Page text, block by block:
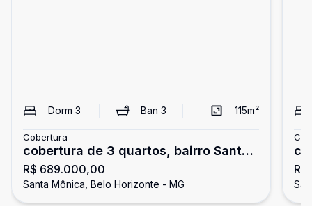
Dorm 3 Ban3 115m²
Cobertura
cobertura de 3 quartos, bairro Santa
Mônica em Belo Horizonte
R$ 689.000,00
Santa Mônica, Belo Horizonte - MG